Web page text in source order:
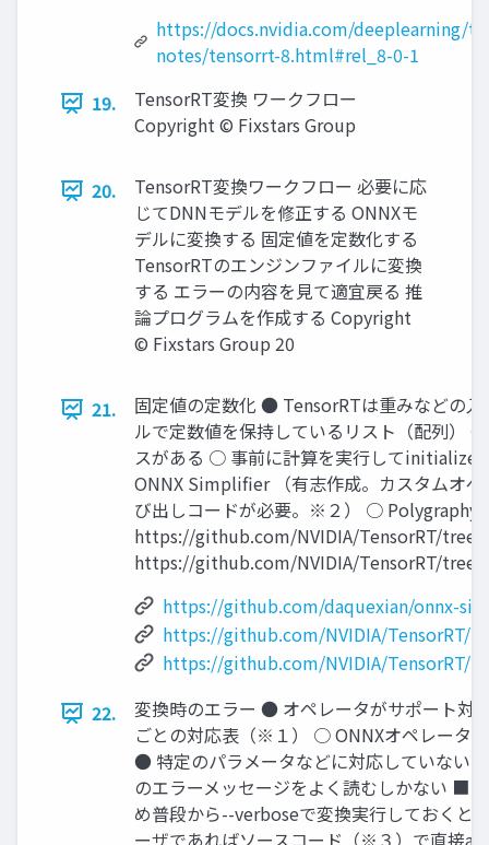
https://docs.nvidia.com/deeplearning/
notes/tensorrt-8.html#rel_8-0-1
19.
TensorRT変換 ワークフロー
Copyright © Fixstars Group
20.
TensorRT変換ワークフロー 必要に応
じてDNNモデルを修正する ONNXモ
デルに変換する 固定値を定数化する
TensorRTのエンジンファイルに変換
する エラーの内容を見て適宜戻る 推
論プログラムを作成する Copyright
© Fixstars Group 20
21.
固定値の定数化 ● TensorRTは重みなどの
ルで定数値を保持しているリスト（配列）
スがある ○ 事前に計算を実行して
ONNX Simplifier （有志作成。カスタムオ
び出しコードが必要。※２） ○
https://github.com/NVIDIA/TensorRT/
https://github.com/NVIDIA/TensorRT/
https://github.com/daquexian/onnx-
https://github.com/NVIDIA/TensorRT/
https://github.com/NVIDIA/TensorRT/
22.
変換時のエラー ● オペレータがサポート対
ごとの対応表（※１） ○ ONNXオペレータ
● 特定のパラメータなどに対応していない
のエラーメッセージをよく読むしかない ■
め普段から--verboseで変換実行しておくと